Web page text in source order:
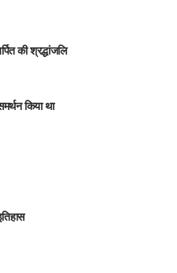
की श्रद्धांजलि
किया था